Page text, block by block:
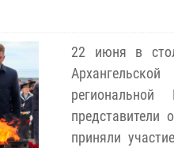
22 июня в
региональной
представители
приняли